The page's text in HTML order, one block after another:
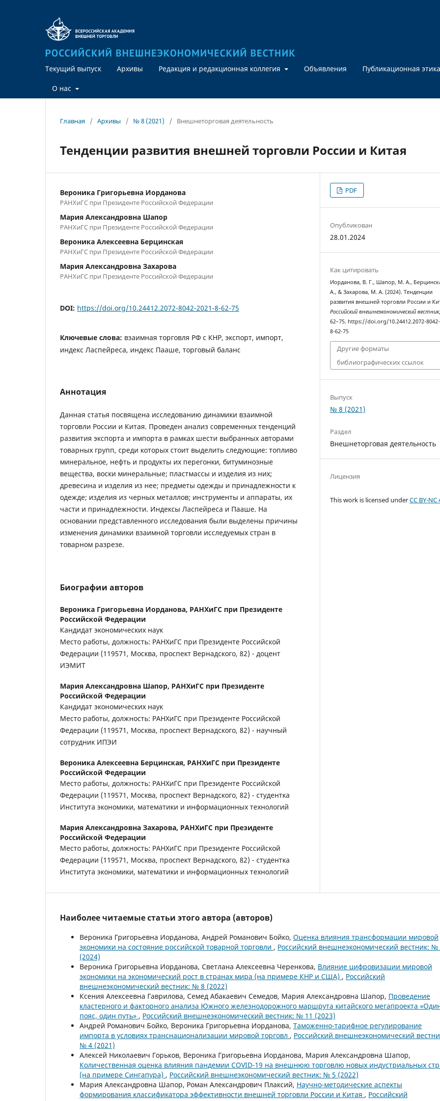
Текущий выпуск Архивы Редакция и редакционная коллегия Объявления Публикационная этика
О нас
Главная / Архивы / № 8 (2021) / Внешнеторговая деятельность
Тенденции развития внешней торговли России и Китая
Вероника Григорьевна Иорданова
РАНХиГС при Президенте Российской Федерации
Мария Александровна Шапор
РАНХиГС при Президенте Российской Федерации
Вероника Алексеевна Берцинская
РАНХиГС при Президенте Российской Федерации
Мария Александровна Захарова
РАНХиГС при Президенте Российской Федерации
DOI: https://doi.org/10.24412.2072-8042-2021-8-62-75
Ключевые слова: взаимная торговля РФ с КНР, экспорт, импорт,
индекс Ласпейреса, индекс Пааше, торговый баланс
Аннотация
Данная статья посвящена исследованию динамики взаимной
торговли России и Китая. Проведен анализ современных тенденций
развития экспорта и импорта в рамках шести выбранных авторами
товарных групп, среди которых стоит выделить следующие: топливо
минеральное, нефть и продукты их перегонки, битуминозные
вещества, воски минеральные; пластмассы и изделия из них;
древесина и изделия из нее; предметы одежды и принадлежности к
одежде; изделия из черных металлов; инструменты и аппараты, их
части и принадлежности. Индексы Ласпейреса и Пааше. На
основании представленного исследования были выделены причины
изменения динамики взаимной торговли исследуемых стран в
товарном разрезе.
Биографии авторов
Вероника Григорьевна Иорданова, РАНХиГС при Президенте
Российской Федерации
Кандидат экономических наук
Место работы, должность: РАНХиГС при Президенте Российской
Федерации (119571, Москва, проспект Вернадского, 82) - доцент
ИЭМИТ
Мария Александровна Шапор, РАНХиГС при Президенте
Российской Федерации
Кандидат экономических наук
Место работы, должность: РАНХиГС при Президенте Российской
Федерации (119571, Москва, проспект Вернадского, 82) - научный
сотрудник ИПЭИ
Вероника Алексеевна Берцинская, РАНХиГС при Президенте
Российской Федерации
Место работы, должность: РАНХиГС при Президенте Российской
Федерации (119571, Москва, проспект Вернадского, 82) - студентка
Института экономики, математики и информационных технологий
Мария Александровна Захарова, РАНХиГС при Президенте
Российской Федерации
Место работы, должность: РАНХиГС при Президенте Российской
Федерации (119571, Москва, проспект Вернадского, 82) - студентка
Института экономики, математики и информационных технологий
PDF
Опубликован
28.01.2024
Как цитировать
Иорданова, В. Г., Шапор, М. А.,
А., & Захарова, М. А. (2024). Тенденции
развития внешней торговли России и
Российский внешнеэкономический вестник
62–75. https://doi.org/10.24412.2072-
8-62-75
Другие форматы
библиографических ссылок
Выпуск
№ 8 (2021)
Раздел
Внешнеторговая деятельность
Лицензия
This work is licensed underCC BY-NC
Наиболее читаемые статьи этого автора (авторов)
Вероника Григорьевна Иорданова, Андрей Романович Бойко, Оценка влияния трансформации мировой
экономики на состояние российской товарной торговли , Российский внешнеэкономический вестник: №
(2024)
Вероника Григорьевна Иорданова, Светлана Алексеевна Черенкова, Влияние цифровизации мировой
экономики на экономический рост в странах мира (на примере КНР и США) , Российский
внешнеэкономический вестник: № 8 (2022)
Ксения Алексеевна Гаврилова, Сeмед Абакаевич Семедов, Мария Александровна Шапор, Проведение
кластерного и факторного анализа Южного железнодорожного маршрута китайского мегапроекта
пояс, один путь» , Российский внешнеэкономический вестник: № 11 (2023)
Андрей Романович Бойко, Вероника Григорьевна Иорданова, Таможенно-тарифное регулирование
импорта в условиях транснационализации мировой торговл , Российский внешнеэкономический
№ 4 (2021)
Алексей Николаевич Горьков, Вероника Григорьевна Иорданова, Мария Александровна Шапор,
Количественная оценка влияния пандемии COVID-19 на внешнюю торговлю новых индустриальных
(на примере Сингапура) , Российский внешнеэкономический вестник: № 5 (2022)
Мария Александровна Шапор, Роман Александрович Плаксий, Научно-методические аспекты
формирования классификатора эффективности внешней торговли России и Китая , Российский